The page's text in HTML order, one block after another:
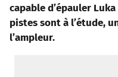
b
o
t s
capable d’épauler
pistes sont à l’étude,
l’ampleur.